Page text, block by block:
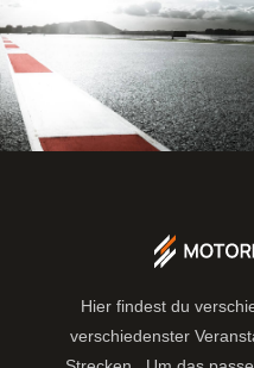
Hier findest du
verschiedenster